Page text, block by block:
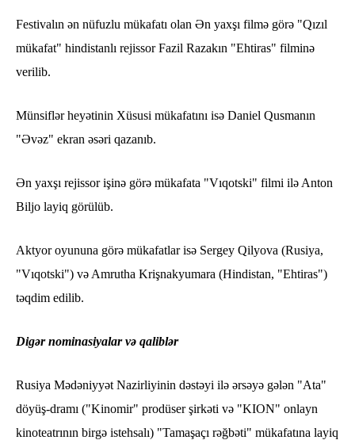
Festivalın ən nüfuzlu mükafatı olan Ən yaxşı filmə görə "Qızıl
mükafat" hindistanlı rejissor Fazil Razakın "Ehtiras" filminə
verilib.
Münsiflər heyətinin Xüsusi mükafatını isə Daniel Qusmanın
"Əvəz" ekran əsəri qazanıb.
Ən yaxşı rejissor işinə görə mükafata "Vıqotski" filmi ilə Anton
Biljo layiq görülüb.
Aktyor oyununa görə mükafatlar isə Sergey Qilyova (Rusiya,
"Vıqotski") və Amrutha Krişnakyumara (Hindistan, "Ehtiras")
təqdim edilib.
Digər nominasiyalar və qaliblər
Rusiya Mədəniyyət Nazirliyinin dəstəyi ilə ərsəyə gələn "Ata"
döyüş-dramı ("Kinomir" prodüser şirkəti və "KION" onlayn
kinoteatrının birgə istehsalı) "Tamaşaçı rəğbəti" mükafatına layiq